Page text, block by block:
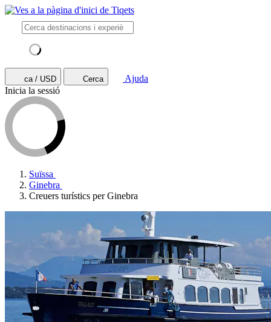
ca / USD Cerca
Ajuda
Inicia la sessió
Suïssa
Ginebra
Creuers turístics per Ginebra